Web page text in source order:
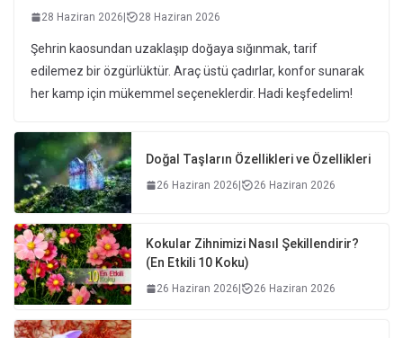
28 Haziran 2026| 28 Haziran 2026
Şehrin kaosundan uzaklaşıp doğaya sığınmak, tarif
edilemez bir özgürlüktür. Araç üstü çadırlar, konfor sunarak
her kamp için mükemmel seçeneklerdir. Hadi keşfedelim!
Doğal Taşların Özellikleri ve Özellikleri
26 Haziran 2026| 26 Haziran 2026
Kokular Zihnimizi Nasıl Şekillendirir?
(En Etkili 10 Koku)
26 Haziran 2026| 26 Haziran 2026